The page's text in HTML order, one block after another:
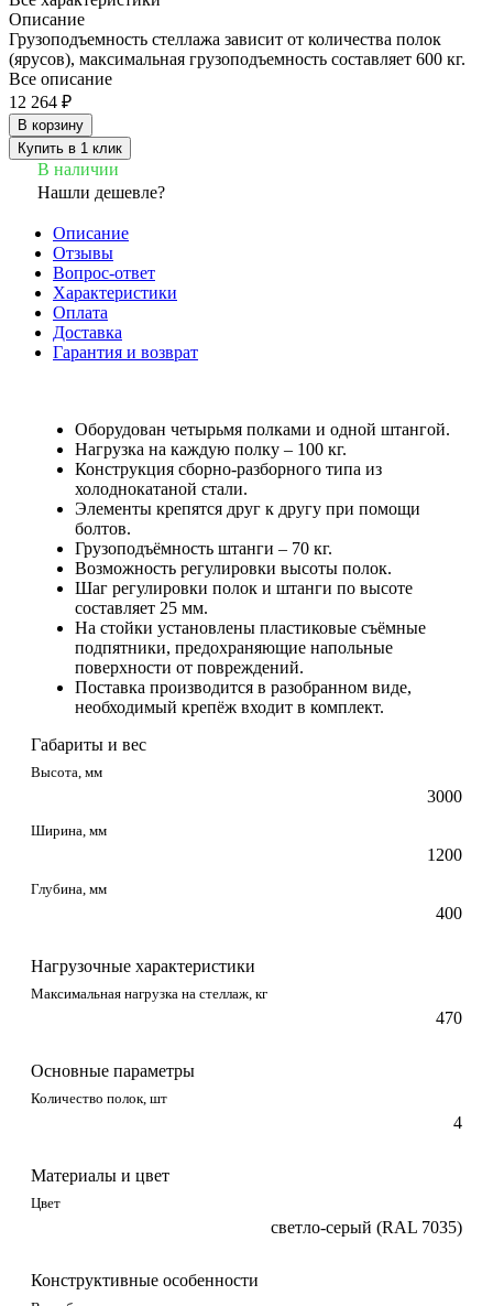
Описание
Грузоподъемность стеллажа зависит от количества полок
(ярусов), максимальная грузоподъемность составляет 600 кг.
Все описание
12 264 ₽
В корзину
Купить в 1 клик
В наличии
Нашли дешевле?
Описание
Отзывы
Вопрос-ответ
Характеристики
Оплата
Доставка
Гарантия и возврат
Оборудован четырьмя полками и одной штангой.
Нагрузка на каждую полку – 100 кг.
Конструкция сборно-разборного типа из
холоднокатаной стали.
Элементы крепятся друг к другу при помощи
болтов.
Грузоподъёмность штанги – 70 кг.
Возможность регулировки высоты полок.
Шаг регулировки полок и штанги по высоте
составляет 25 мм.
На стойки установлены пластиковые съёмные
подпятники, предохраняющие напольные
поверхности от повреждений.
Поставка производится в разобранном виде,
необходимый крепёж входит в комплект.
Габариты и вес
Высота, мм
3000
Ширина, мм
1200
Глубина, мм
400
Нагрузочные характеристики
Максимальная нагрузка на стеллаж, кг
470
Основные параметры
Количество полок, шт
4
Материалы и цвет
Цвет
светло-серый (RAL 7035)
Конструктивные особенности